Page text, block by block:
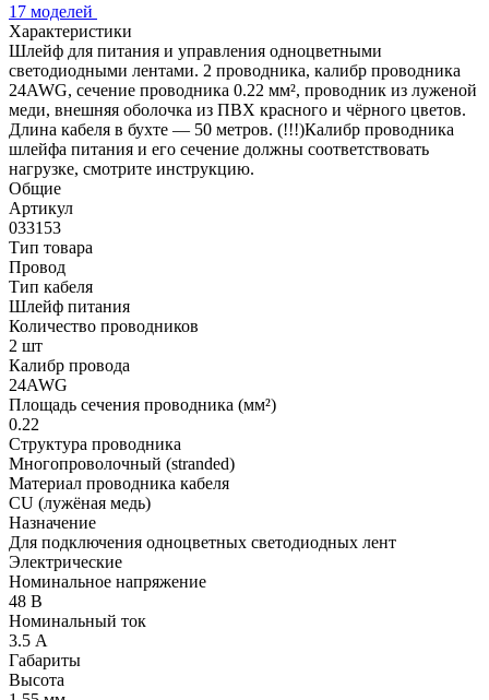
17 моделей
Характеристики
Шлейф для питания и управления одноцветными
светодиодными лентами. 2 проводника, калибр проводника
24AWG, сечение проводника 0.22 мм², проводник из луженой
меди, внешняя оболочка из ПВХ красного и чёрного цветов.
Длина кабеля в бухте — 50 метров. (!!!)Калибр проводника
шлейфа питания и его сечение должны соответствовать
нагрузке, смотрите инструкцию.
Общие
Артикул
033153
Тип товара
Провод
Тип кабеля
Шлейф питания
Количество проводников
2 шт
Калибр провода
24AWG
Площадь сечения проводника (мм²)
0.22
Структура проводника
Многопроволочный (stranded)
Материал проводника кабеля
CU (лужёная медь)
Назначение
Для подключения одноцветных светодиодных лент
Электрические
Номинальное напряжение
48 В
Номинальный ток
3.5 А
Габариты
Высота